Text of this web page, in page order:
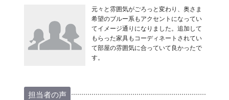
元々と雰囲気がごろっと変わり、奥さま
希望のブルー系もアクセントになってい
てイメージ通りになりました。追加して
もらった家具もコーディネートされてい
て部屋の雰囲気に合っていて良かったで
す。
担当者の声